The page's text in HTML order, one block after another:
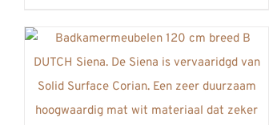
heeft
meerdere
variaties.
Deze